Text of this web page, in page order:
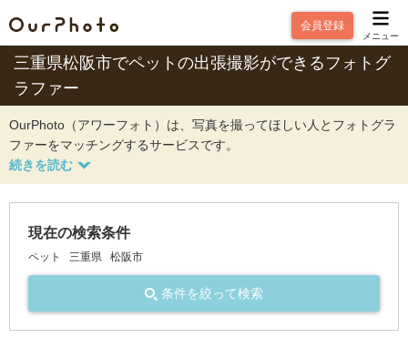
会員登録
メニュー
三重県松阪市でペットの出張撮影ができるフォトグ
ラファー
OurPhoto（アワーフォト）は、写真を撮ってほしい人とフォトグラ
ファーをマッチングするサービスです。
現在の検索条件
ペット 三重県 松阪市
条件を絞って検索